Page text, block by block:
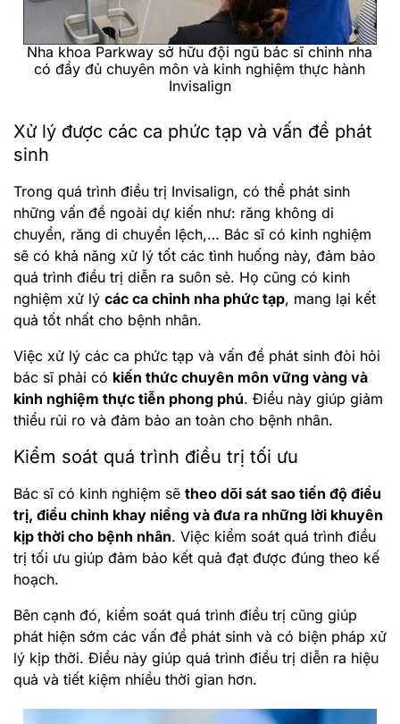
Nha khoa Parkway sở hữu đội ngũ bác sĩ chỉnh nha
có đầy đủ chuyên môn và kinh nghiệm thực hành
Invisalign
Xử lý được các ca phức tạp và vấn đề phát
sinh
Trong quá trình điều trị Invisalign, có thể phát sinh
những vấn đề ngoài dự kiến như: răng không di
chuyển, răng di chuyển lệch,… Bác sĩ có kinh nghiệm
sẽ có khả năng xử lý tốt các tình huống này, đảm bảo
quá trình điều trị diễn ra suôn sẻ. Họ cũng có kinh
nghiệm xử lý các ca chỉnh nha phức tạp, mang lại kết
quả tốt nhất cho bệnh nhân.
Việc xử lý các ca phức tạp và vấn đề phát sinh đòi hỏi
bác sĩ phải có kiến thức chuyên môn vững vàng và
kinh nghiệm thực tiễn phong phú. Điều này giúp giảm
thiểu rủi ro và đảm bảo an toàn cho bệnh nhân.
Kiểm soát quá trình điều trị tối ưu
Bác sĩ có kinh nghiệm sẽ theo dõi sát sao tiến độ điều
trị, điều chỉnh khay niềng và đưa ra những lời khuyên
kịp thời cho bệnh nhân. Việc kiểm soát quá trình điều
trị tối ưu giúp đảm bảo kết quả đạt được đúng theo kế
hoạch.
Bên cạnh đó, kiểm soát quá trình điều trị cũng giúp
phát hiện sớm các vấn đề phát sinh và có biện pháp xử
lý kịp thời. Điều này giúp quá trình điều trị diễn ra hiệu
quả và tiết kiệm nhiều thời gian hơn.